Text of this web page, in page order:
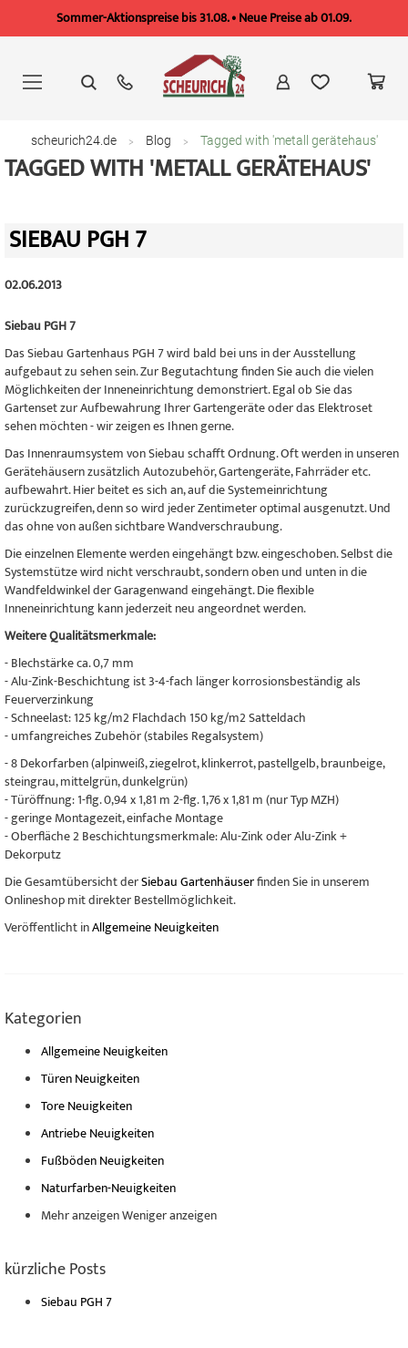
Sommer-Aktionspreise bis 31.08. • Neue Preise ab 01.09.
springen
scheurich24.de Blog Tagged with 'metall gerätehaus'
TAGGED WITH 'METALL GERÄTEHAUS'
SIEBAU PGH 7
02.06.2013
Siebau PGH 7
Das Siebau Gartenhaus PGH 7 wird bald bei uns in der Ausstellung
aufgebaut zu sehen sein. Zur Begutachtung finden Sie auch die vielen
Möglichkeiten der Inneneinrichtung demonstriert. Egal ob Sie das
Gartenset zur Aufbewahrung Ihrer Gartengeräte oder das Elektroset
sehen möchten - wir zeigen es Ihnen gerne.
Das Innenraumsystem von Siebau schafft Ordnung. Oft werden in unseren
Gerätehäusern zusätzlich Autozubehör, Gartengeräte, Fahrräder etc.
aufbewahrt. Hier beitet es sich an, auf die Systemeinrichtung
zurückzugreifen, denn so wird jeder Zentimeter optimal ausgenutzt. Und
das ohne von außen sichtbare Wandverschraubung.
Die einzelnen Elemente werden eingehängt bzw. eingeschoben. Selbst die
Systemstütze wird nicht verschraubt, sondern oben und unten in die
Wandfeldwinkel der Garagenwand eingehängt. Die flexible
Inneneinrichtung kann jederzeit neu angeordnet werden.
Weitere Qualitätsmerkmale:
- Blechstärke ca. 0,7 mm
- Alu-Zink-Beschichtung ist 3-4-fach länger korrosionsbeständig als
Feuerverzinkung
- Schneelast: 125 kg/m2 Flachdach 150 kg/m2 Satteldach
- umfangreiches Zubehör (stabiles Regalsystem)
- 8 Dekorfarben (alpinweiß, ziegelrot, klinkerrot, pastellgelb, braunbeige,
steingrau, mittelgrün, dunkelgrün)
- Türöffnung: 1-flg. 0,94 x 1,81 m 2-flg. 1,76 x 1,81 m (nur Typ MZH)
- geringe Montagezeit, einfache Montage
- Oberfläche 2 Beschichtungsmerkmale: Alu-Zink oder Alu-Zink +
Dekorputz
Die Gesamtübersicht derSiebau Gartenhäuserfinden Sie in unserem
Onlineshop mit direkter Bestellmöglichkeit.
Veröffentlicht inAllgemeine Neuigkeiten
Kategorien
Allgemeine Neuigkeiten
Türen Neuigkeiten
Tore Neuigkeiten
Antriebe Neuigkeiten
Fußböden Neuigkeiten
Naturfarben-Neuigkeiten
Mehr anzeigenWeniger anzeigen
kürzliche Posts
Siebau PGH 7